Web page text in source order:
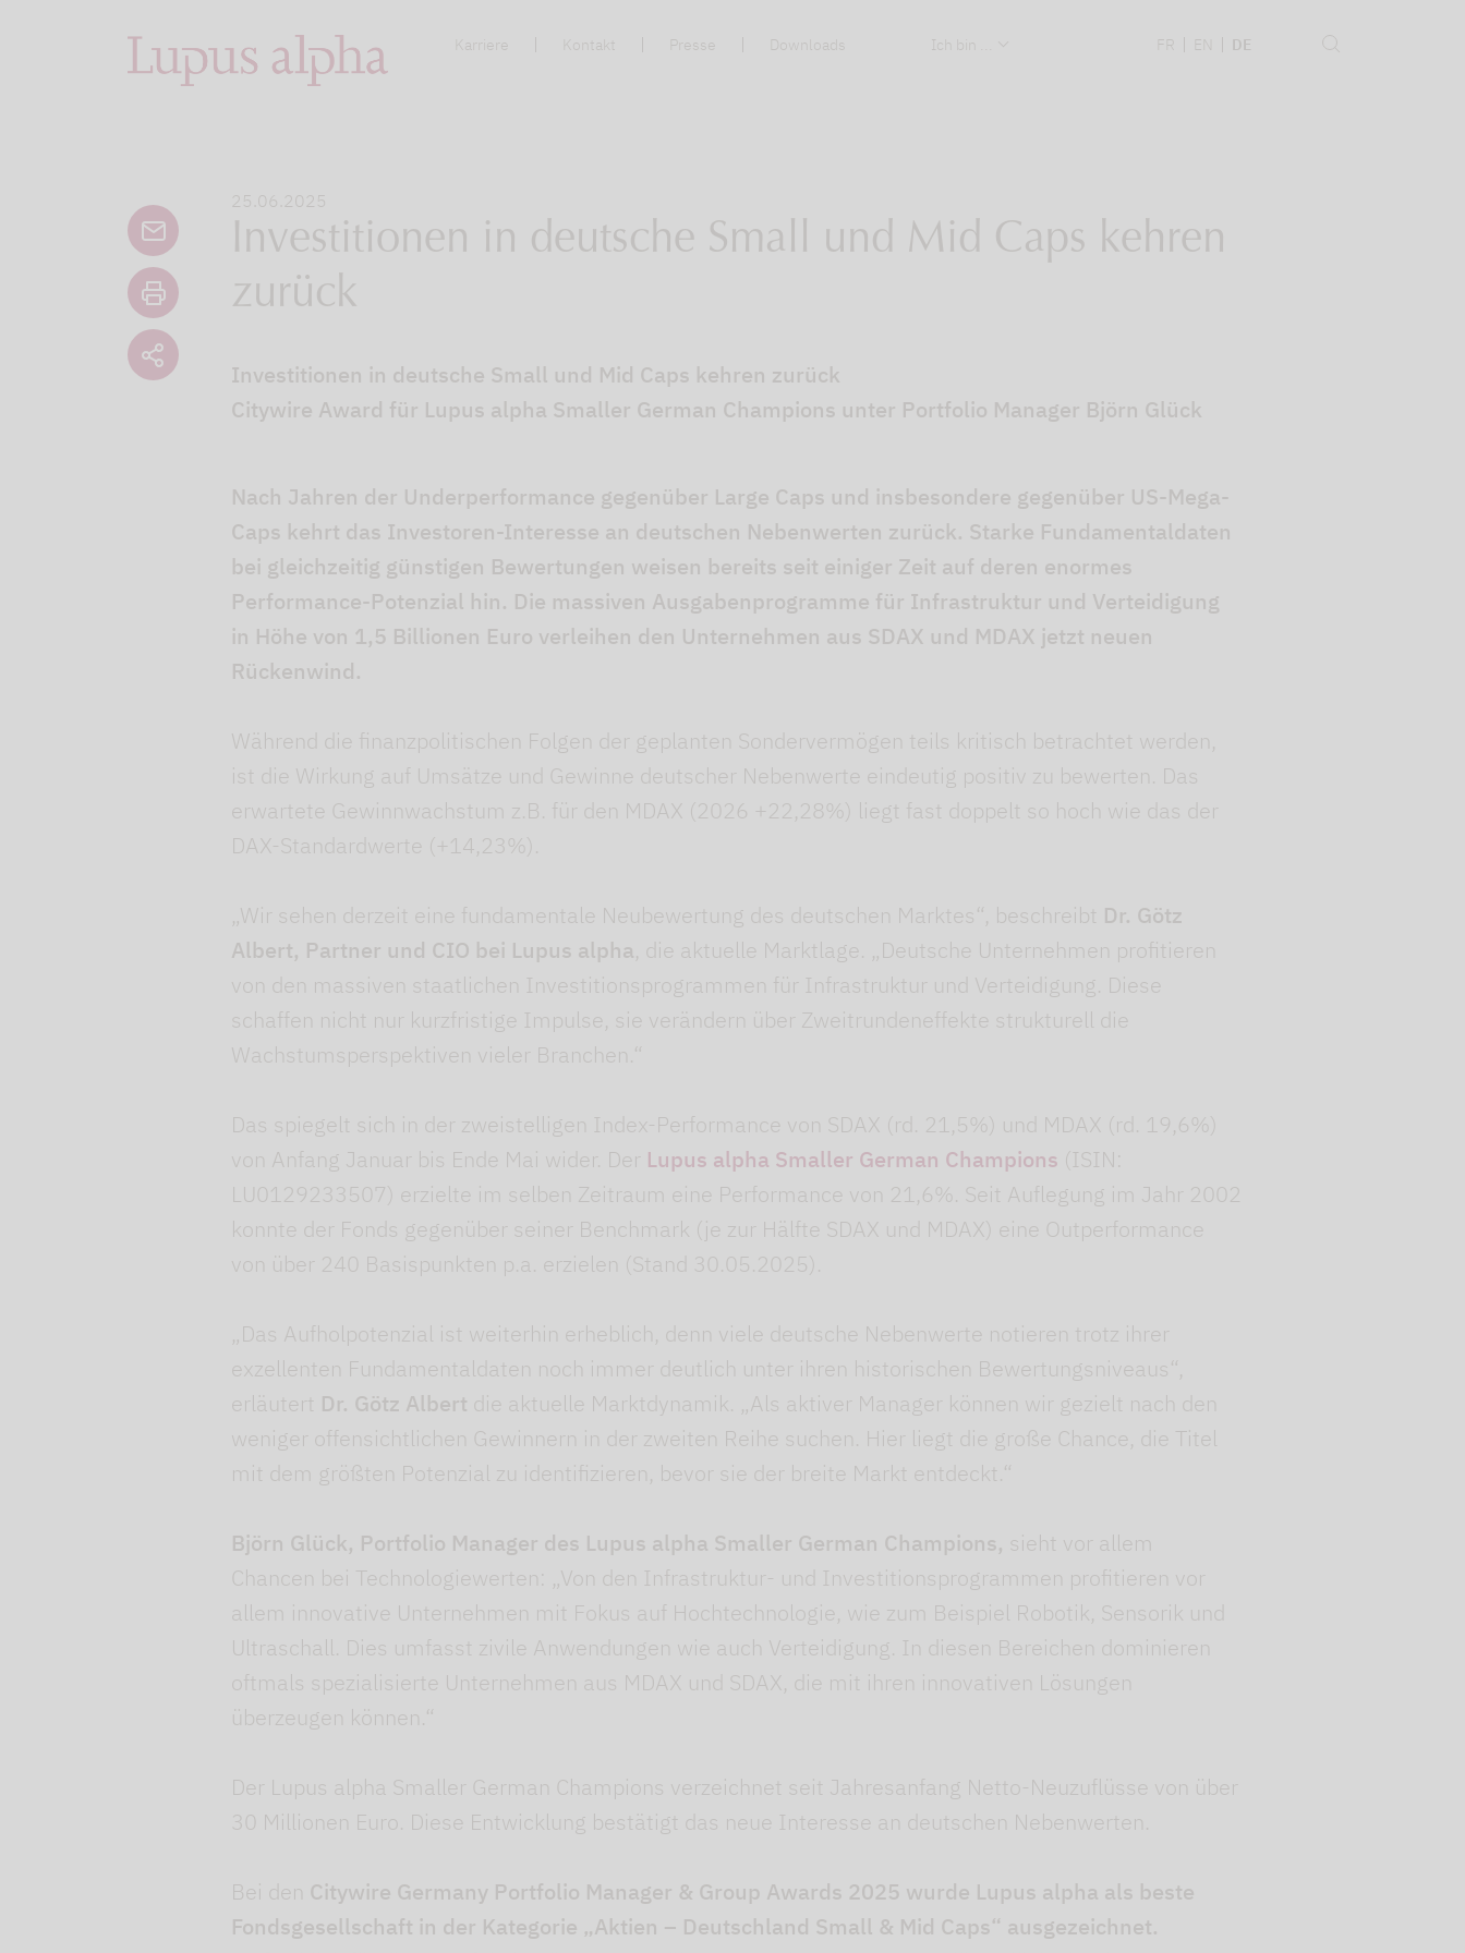
Karriere Kontakt Presse Downloads Ich bin ... FR EN DE
25.06.2025
Investitionen in deutsche Small und Mid Caps kehren
zurück
Investitionen in deutsche Small und Mid Caps kehren zurück
Citywire Award für Lupus alpha Smaller German Champions unter Portfolio Manager Björn Glück
Nach Jahren der Underperformance gegenüber Large Caps und insbesondere gegenüber US-Mega-
Caps kehrt das Investoren-Interesse an deutschen Nebenwerten zurück. Starke Fundamentaldaten
bei gleichzeitig günstigen Bewertungen weisen bereits seit einiger Zeit auf deren enormes
Performance-Potenzial hin. Die massiven Ausgabenprogramme für Infrastruktur und Verteidigung
in Höhe von 1,5 Billionen Euro verleihen den Unternehmen aus SDAX und MDAX jetzt neuen
Rückenwind.
Während die finanzpolitischen Folgen der geplanten Sondervermögen teils kritisch betrachtet werden,
ist die Wirkung auf Umsätze und Gewinne deutscher Nebenwerte eindeutig positiv zu bewerten. Das
erwartete Gewinnwachstum z.B. für den MDAX (2026 +22,28%) liegt fast doppelt so hoch wie das der
DAX-Standardwerte (+14,23%).
„Wir sehen derzeit eine fundamentale Neubewertung des deutschen Marktes“, beschreibt Dr. Götz
Albert, Partner und CIO bei Lupus alpha, die aktuelle Marktlage. „Deutsche Unternehmen profitieren
von den massiven staatlichen Investitionsprogrammen für Infrastruktur und Verteidigung. Diese
schaffen nicht nur kurzfristige Impulse, sie verändern über Zweitrundeneffekte strukturell die
Wachstumsperspektiven vieler Branchen.“
Das spiegelt sich in der zweistelligen Index-Performance von SDAX (rd. 21,5%) und MDAX (rd. 19,6%)
von Anfang Januar bis Ende Mai wider. Der Lupus alpha Smaller German Champions (ISIN:
LU0129233507) erzielte im selben Zeitraum eine Performance von 21,6%. Seit Auflegung im Jahr 2002
konnte der Fonds gegenüber seiner Benchmark (je zur Hälfte SDAX und MDAX) eine Outperformance
von über 240 Basispunkten p.a. erzielen (Stand 30.05.2025).
„Das Aufholpotenzial ist weiterhin erheblich, denn viele deutsche Nebenwerte notieren trotz ihrer
exzellenten Fundamentaldaten noch immer deutlich unter ihren historischen Bewertungsniveaus“,
erläutert Dr. Götz Albert die aktuelle Marktdynamik. „Als aktiver Manager können wir gezielt nach den
weniger offensichtlichen Gewinnern in der zweiten Reihe suchen. Hier liegt die große Chance, die Titel
mit dem größten Potenzial zu identifizieren, bevor sie der breite Markt entdeckt.“
Björn Glück, Portfolio Manager des Lupus alpha Smaller German Champions, sieht vor allem
Chancen bei Technologiewerten: „Von den Infrastruktur- und Investitionsprogrammen profitieren vor
allem innovative Unternehmen mit Fokus auf Hochtechnologie, wie zum Beispiel Robotik, Sensorik und
Ultraschall. Dies umfasst zivile Anwendungen wie auch Verteidigung. In diesen Bereichen dominieren
oftmals spezialisierte Unternehmen aus MDAX und SDAX, die mit ihren innovativen Lösungen
überzeugen können.“
Der Lupus alpha Smaller German Champions verzeichnet seit Jahresanfang Netto-Neuzuflüsse von über
30 Millionen Euro. Diese Entwicklung bestätigt das neue Interesse an deutschen Nebenwerten.
Bei den Citywire Germany Portfolio Manager & Group Awards 2025 wurde Lupus alpha als beste
Fondsgesellschaft in der Kategorie „Aktien – Deutschland Small & Mid Caps“ ausgezeichnet.